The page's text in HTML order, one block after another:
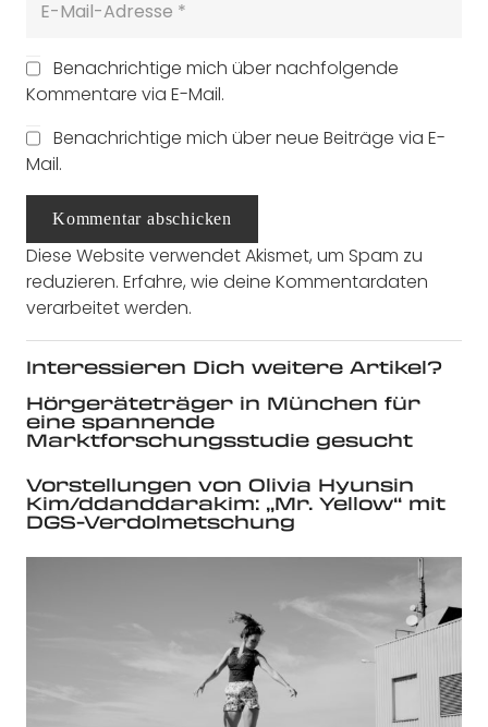
Benachrichtige mich über nachfolgende
Kommentare via E-Mail.
Benachrichtige mich über neue Beiträge via E-
Mail.
Kommentar abschicken
Diese Website verwendet Akismet, um Spam zu
reduzieren. Erfahre, wie deine Kommentardaten
verarbeitet werden.
Interessieren Dich weitere Artikel?
Hörgeräteträger in München für
eine spannende
Marktforschungsstudie gesucht
Vorstellungen von Olivia Hyunsin
Kim/ddanddarakim: „Mr. Yellow“ mit
DGS-Verdolmetschung